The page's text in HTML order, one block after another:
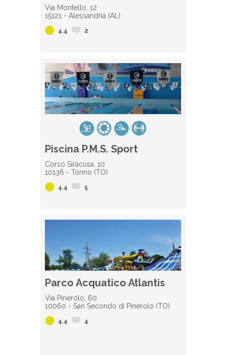
Via Montello, 12
15121 - Alessandria (AL)
4.4 2
Piscina P.M.S. Sport
Corso Siracusa, 10
10136 - Torino (TO)
4.4 5
Parco Acquatico Atlantis
Via Pinerolo, 60
10060 - San Secondo di Pinerolo (TO)
4.4 4